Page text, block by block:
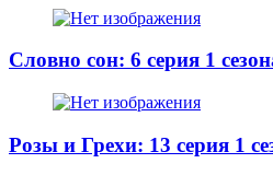
Словно сон: 6 серия 1
Розы и Грехи: 13 серия 1